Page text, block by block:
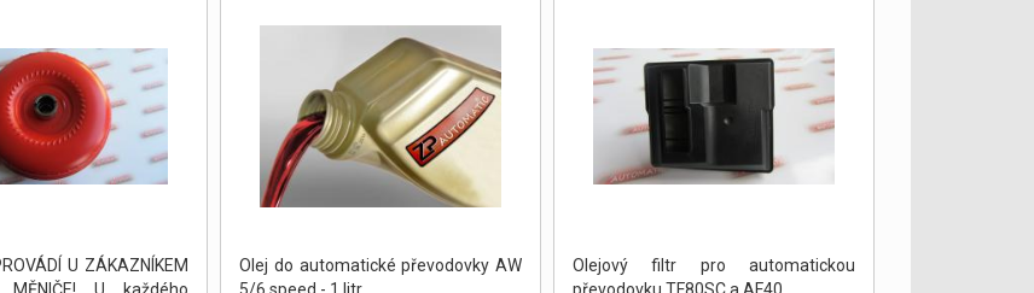
U ZÁKAZNÍKEM
Olej do automatické převodovky AW
Olejový filtr pro automatickou